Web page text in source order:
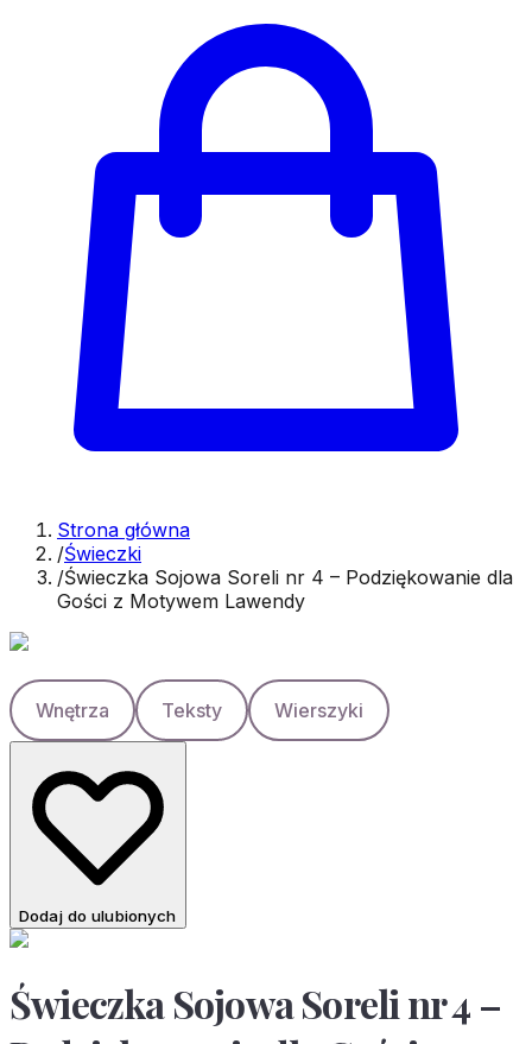
Strona główna
/Świeczki
/Świeczka Sojowa Soreli nr 4 – Podziękowanie dla
Gości z Motywem Lawendy
Wnętrza Teksty Wierszyki
Dodaj do ulubionych
Świeczka Sojowa Soreli nr 4 –